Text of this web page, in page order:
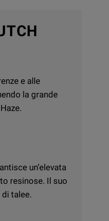
e alle
la grande
un’elevata
resinose. Il suo
talee.